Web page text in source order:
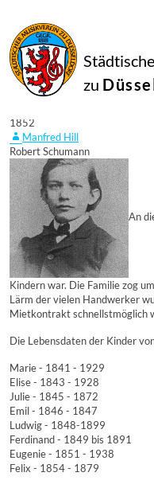
zu
1852
Manfred Hill
Robert Schumann
An
Kindern war. Die Familie zog
Lärm der vielen Handwerker
Mietkontrakt schnellstmöglich
Die Lebensdaten der Kinder
Marie - 1841 - 1929
Elise - 1843 - 1928
Julie - 1845 - 1872
Emil - 1846 - 1847
Ludwig - 1848-1899
Ferdinand - 1849 bis 1891
Eugenie - 1851 - 1938
Felix - 1854 - 1879